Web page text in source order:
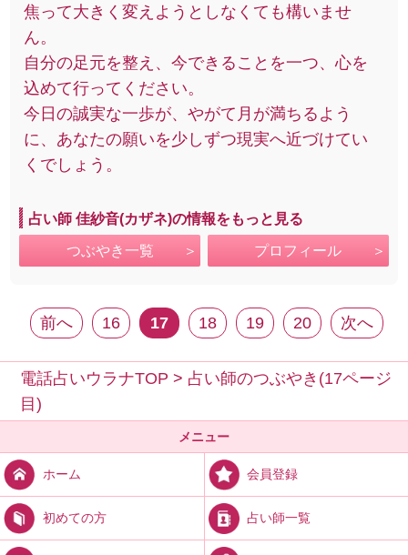
焦って大きく変えようとしなくても構いませ
ん。
自分の足元を整え、今できることを一つ、心を
込めて行ってください。
今日の誠実な一歩が、やがて月が満ちるよう
に、あなたの願いを少しずつ現実へ近づけてい
くでしょう。
占い師 佳紗音(カザネ)の情報をもっと見る
つぶやき一覧 プロフィール
前へ 16 17 18 19 20 次へ
電話占いウラナTOP > 占い師のつぶやき(17ページ
目)
メニュー
ホーム 会員登録
初めての方 占い師一覧